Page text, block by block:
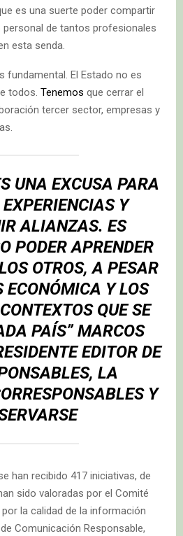
es una suerte poder compartir
de tantos profesionales
esta senda.
fundamental. El Estado no es
todos. Tenemos que cerrar el
tercer sector, empresas y
UNA EXCUSA PARA
EXPERIENCIAS Y
ALIANZAS. ES
PODER APRENDER
OTROS, A PESAR
ECONÓMICA Y LOS
QUE SE
PAÍS” MARCOS
EDITOR DE
LA
Y
han recibido 417 iniciativas, de
sido valoradas por el Comité
la calidad de la información
Comunicación Responsable,